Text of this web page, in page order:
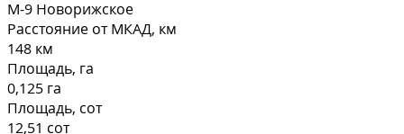
М-9 Новорижское
Расстояние от МКАД, км
148 км
Площадь, га
0,125 га
Площадь, сот
12,51 сот